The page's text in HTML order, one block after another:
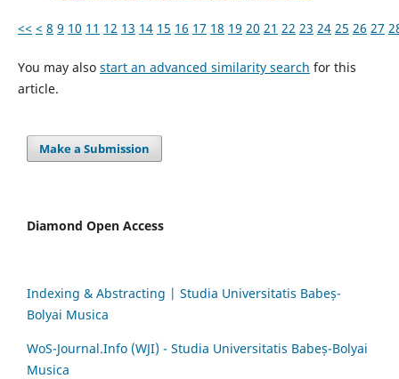
<< < 8 9 10 11 12 13 14 15 16 17 18 19 20 21 22 23 24 25 26 27
You may also start an advanced similarity search for this
article.
Make a Submission
Diamond Open Access
Indexing & Abstracting | Studia Universitatis Babeș-
Bolyai Musica
WoS-Journal.Info (WJI) - Studia Universitatis Babeș-Bolyai
Musica